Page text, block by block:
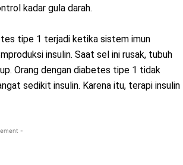
kadar gula darah.
tipe 1 terjadi ketika sistem imun
insulin. Saat sel ini rusak, tubuh
Orang dengan diabetes tipe 1 tidak
sedikit insulin. Karena itu, terapi insulin
-